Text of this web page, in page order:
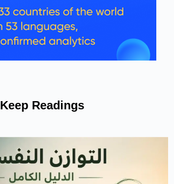
Keep Readings